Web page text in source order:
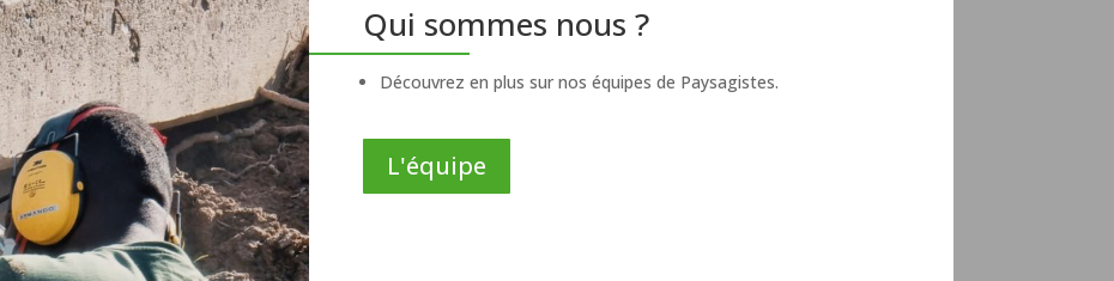
Qui sommes nous ?
Découvrez en plus sur nos équipes de Paysagistes.
L'équipe